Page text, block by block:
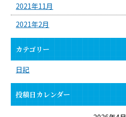
2021年11月
2021年2月
カテゴリー
日記
投稿日カレンダー